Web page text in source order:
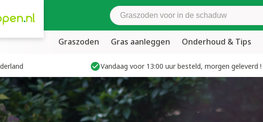
Zoek graszoden
Graszoden Gras aanleggen Onderhoud & Tips
Vandaag voor 13:00 uur besteld, morgen geleverd !